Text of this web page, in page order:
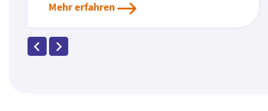
Mehr erfahren